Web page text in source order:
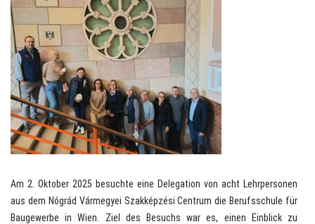
Am 2. Oktober 2025 besuchte eine Delegation von acht Lehrpersonen
aus dem Nógrád Vármegyei Szakképzési Centrum die Berufsschule für
Baugewerbe in Wien. Ziel des Besuchs war es, einen Einblick zu